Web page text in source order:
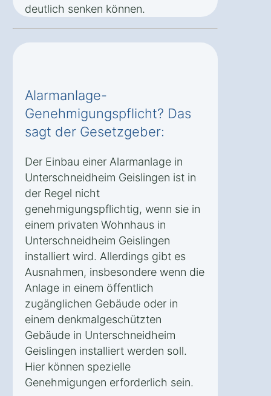
deutlich senken können.
Alarmanlage-
Genehmigungspflicht? Das
sagt der Gesetzgeber:
Der Einbau einer Alarmanlage in
Unterschneidheim Geislingen ist in
der Regel nicht
genehmigungspflichtig, wenn sie in
einem privaten Wohnhaus in
Unterschneidheim Geislingen
installiert wird. Allerdings gibt es
Ausnahmen, insbesondere wenn die
Anlage in einem öffentlich
zugänglichen Gebäude oder in
einem denkmalgeschützten
Gebäude in Unterschneidheim
Geislingen installiert werden soll.
Hier können spezielle
Genehmigungen erforderlich sein.